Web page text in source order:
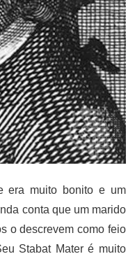
era muito bonito e um
conta que um marido
o descrevem como feio
Stabat Mater é muito